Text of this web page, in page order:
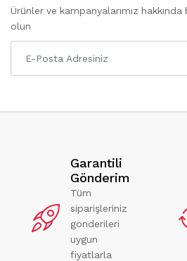
Ürünler ve kampanyalarımız
olun
Garantili
Gönderim
Tüm
siparişleriniz
gönderileri
uygun
fiyatlarla